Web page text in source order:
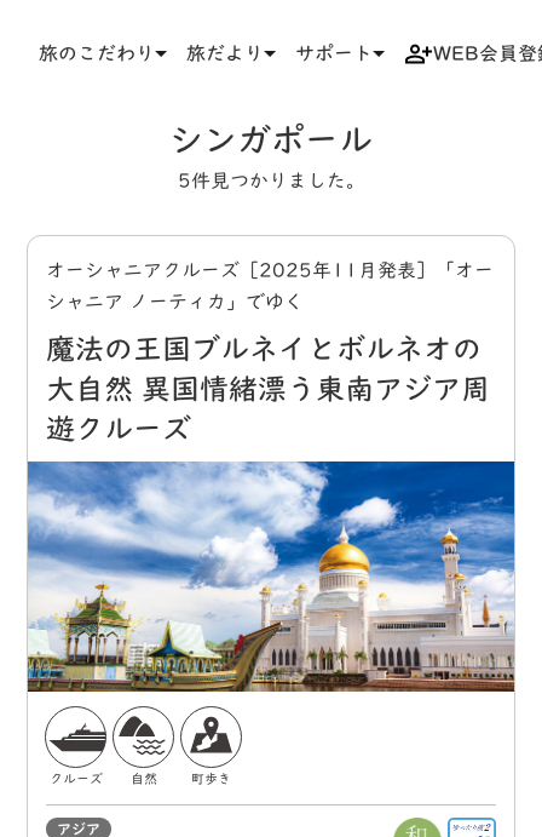
旅のこだわり 旅だより サポート WEB会員登
シンガポール
5件見つかりました。
オーシャニアクルーズ［2025年11月発表］「オー
シャニア ノーティカ」でゆく
魔法の王国ブルネイとボルネオの
大自然 異国情緒漂う東南アジア周
遊クルーズ
クルーズ 自然 町歩き
アジア